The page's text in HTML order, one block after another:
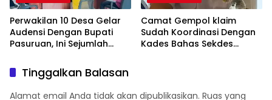
Perwakilan 10 Desa Gelar
Audensi Dengan Bupati
Pasuruan, Ini Sejumlah
Camat Gempol klaim
Sudah Koordinasi Dengan
Kades Bahas Sekdes
Tinggalkan Balasan
Alamat email Anda tidak akan dipublikasikan. Ruas yang